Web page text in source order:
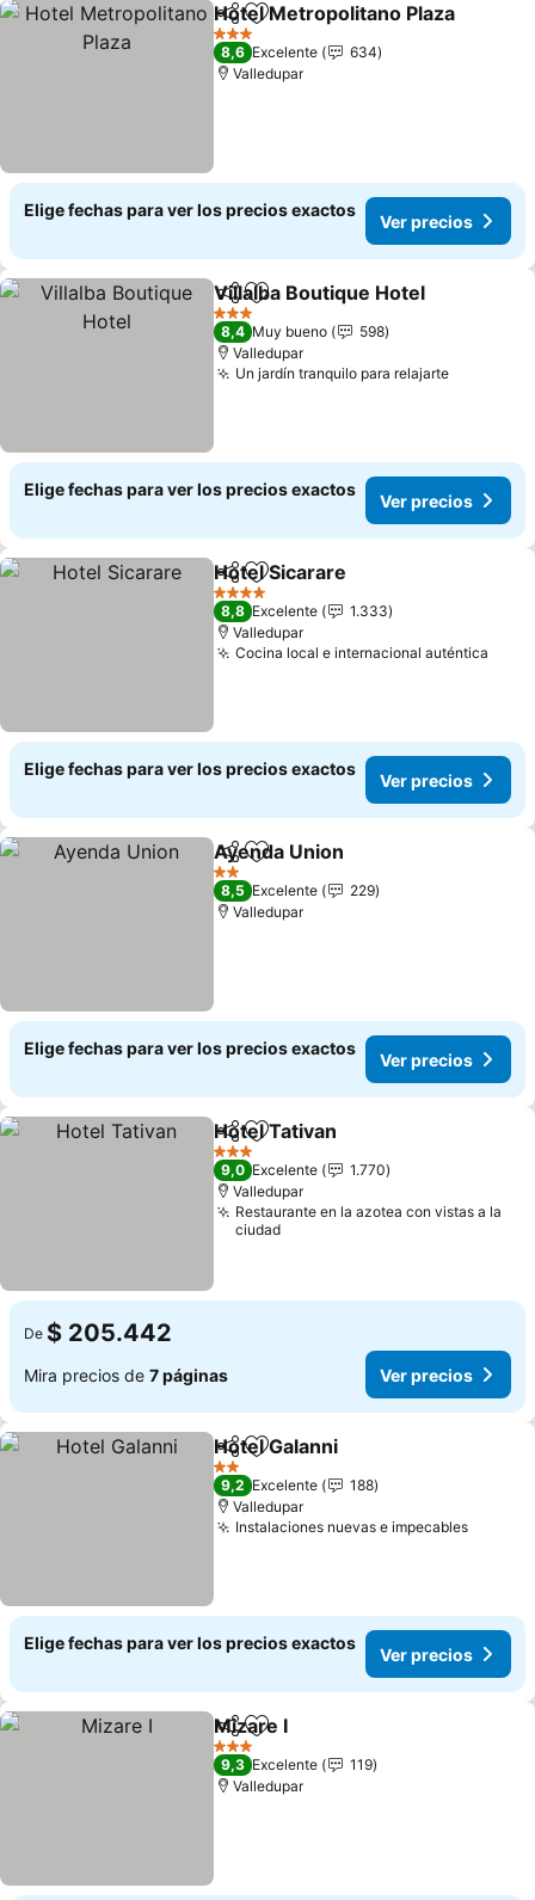
CompartirAgregar a favoritos
Hotel Metropolitano Plaza
3 Estrellas
8,6 Excelente
634
Valledupar
Elige fechas para ver los precios exactos
Ver precios
CompartirAgregar a favoritos
Villalba Boutique Hotel
3 Estrellas
8,4 Muy bueno
598
Valledupar
Un jardín tranquilo para relajarteVer
Elige fechas para ver los precios exactos
Ver precios
CompartirAgregar a favoritos
Hotel Sicarare
4 Estrellas
8,8 Excelente
1.333
Valledupar
Cocina local e internacional auténtica
Elige fechas para ver los precios exactos
Ver precios
CompartirAgregar a favoritos
Ayenda Union
2 Estrellas
8,5 Excelente
229
Valledupar
Elige fechas para ver los precios exactos
Ver precios
CompartirAgregar a favoritos
Hotel Tativan
3 Estrellas
9,0 Excelente
1.770
Valledupar
Restaurante en la azotea con vistas a la
ciudad
De $ 205.442
Mira precios de 7 páginas Ver precios
CompartirAgregar a favoritos
Hotel Galanni
2 Estrellas
9,2 Excelente
188
Valledupar
Instalaciones nuevas e impecablesVer
Elige fechas para ver los precios exactos
Ver precios
CompartirAgregar a favoritos
Mizare I
3 Estrellas
9,3 Excelente
119
Valledupar